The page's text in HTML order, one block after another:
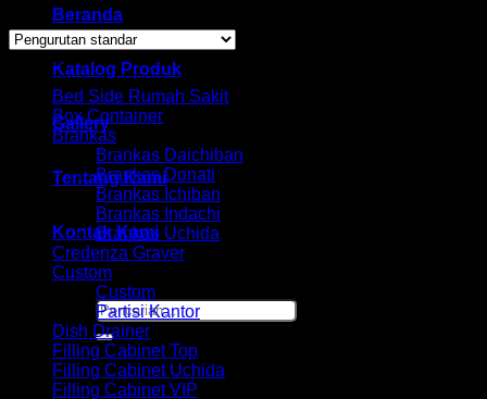
Beranda
Katalog Produk
Gallery
Tentang Kami
Kontak Kami
Pencarian
untuk:
Browse
Bed Side Rumah Sakit
Box Container
Brankas
Brankas Daichiban
Brankas Donati
Brankas Ichiban
Brankas Indachi
Brankas Uchida
Credenza Graver
Custom
Custom
Partisi Kantor
Dish Drainer
Filling Cabinet Top
Filling Cabinet Uchida
Filling Cabinet VIP